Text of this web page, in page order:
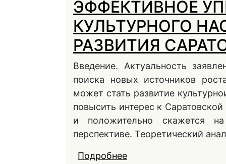
ЭФФЕКТИВНОЕ
КУЛЬТУРНОГО
РАЗВИТИЯ
Введение. Актуальность
поиска новых источников
может стать развитие
повысить интерес к
и положительно скажется
перспективе. Теоретический
Подробнее